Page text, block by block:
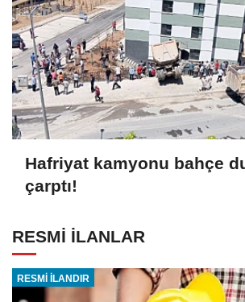
Hafriyat kamyonu bahçe
çarptı!
RESMİ İLANLAR
RESMİ İLANDIR